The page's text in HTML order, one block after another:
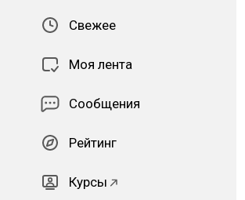
Свежее
Моя лента
Сообщения
Рейтинг
Курсы